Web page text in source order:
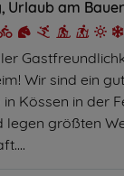
Urlaub am
Wir sind ein
Kössen in der
legen größten